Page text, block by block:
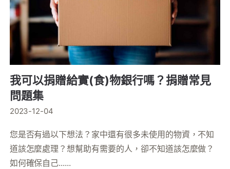
我可以捐贈給實(食)物銀行嗎？捐贈常見
問題集
2023-12-04
您是否有過以下想法？家中還有很多未使用的物資，不知
道該怎麼處理？想幫助有需要的人，卻不知道該怎麼做？
如何確保自己......